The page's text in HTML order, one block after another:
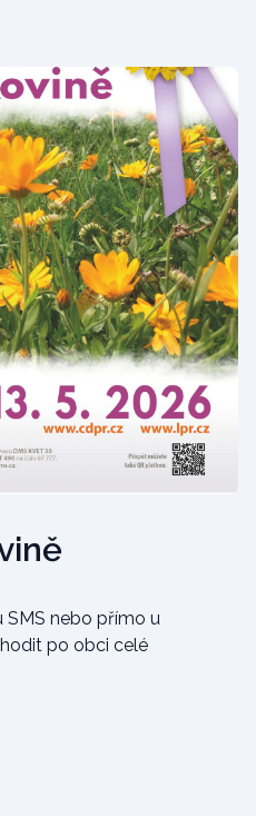
nebo přímo u
po obci celé